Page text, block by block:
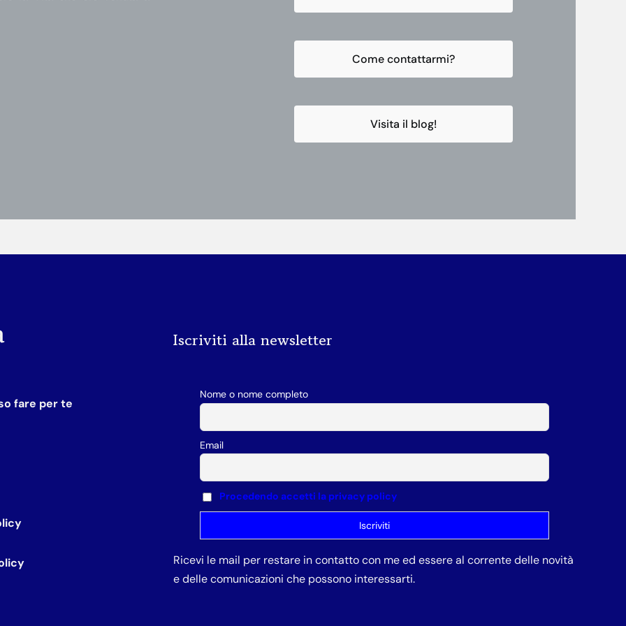
Come contattarmi?
Visita il blog!
fare per te
Iscriviti alla newsletter
Nome o nome completo
Email
Procedendo accetti la privacy policy
Ricevi le mail per restare in contatto con me ed essere al corrente delle novità
e delle comunicazioni che possono interessarti.